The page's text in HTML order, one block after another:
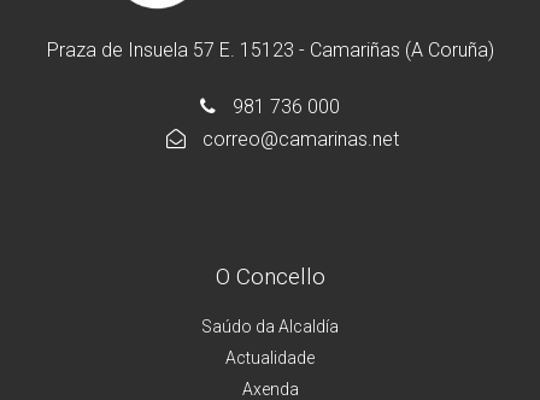
Praza de Insuela 57 E. 15123 - Camariñas (A Coruña)
981 736 000
correo@camarinas.net
O Concello
Saúdo da Alcaldía
Actualidade
Axenda